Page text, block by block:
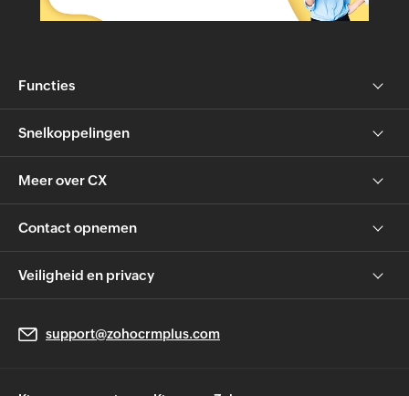
Functies
Snelkoppelingen
Meer over CX
Contact opnemen
Veiligheid en privacy
support@zohocrmplus.com